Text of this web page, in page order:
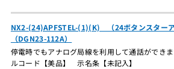
NX2-(24)APFSTEL-(1)(K) （24ボタンスターア
（DGN23-112A）
停電時でもアナログ局線を利用して通話がで
ルコード【美品】 示名条【未記入】